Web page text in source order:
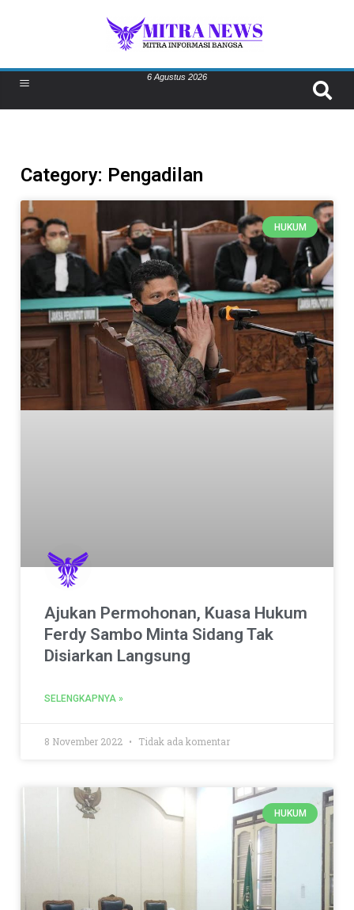
6 Agustus 2026
Category: Pengadilan
HUKUM
Ajukan Permohonan, Kuasa Hukum
Ferdy Sambo Minta Sidang Tak
Disiarkan Langsung
SELENGKAPNYA »
8 November 2022 Tidak ada komentar
HUKUM